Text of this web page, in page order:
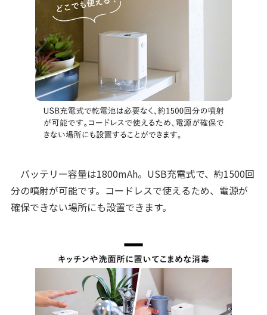
バッテリー容量は1800mAh。USB充電式で、約1500回
分の噴射が可能です。コードレスで使えるため、電源が
確保できない場所にも設置できます。